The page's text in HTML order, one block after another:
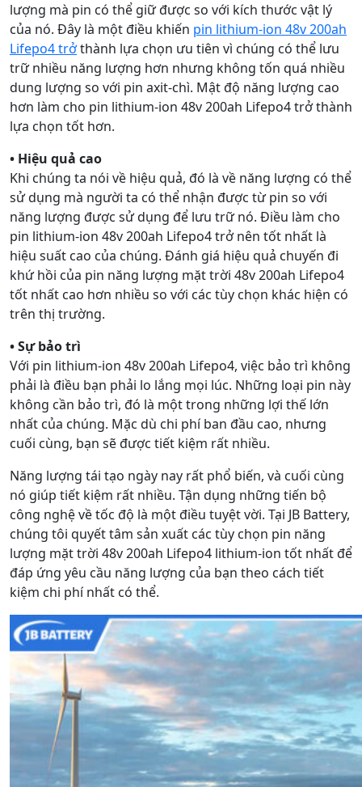
lượng mà pin có thể giữ được so với kích thước vật lý
của nó. Đây là một điều khiến pin lithium-ion 48v 200ah
Lifepo4 trởthành lựa chọn ưu tiên vì chúng có thể lưu
trữ nhiều năng lượng hơn nhưng không tốn quá nhiều
dung lượng so với pin axit-chì. Mật độ năng lượng cao
hơn làm cho pin lithium-ion 48v 200ah Lifepo4 trở thành
lựa chọn tốt hơn.
• Hiệu quả cao
Khi chúng ta nói về hiệu quả, đó là về năng lượng có thể
sử dụng mà người ta có thể nhận được từ pin so với
năng lượng được sử dụng để lưu trữ nó. Điều làm cho
pin lithium-ion 48v 200ah Lifepo4 trở nên tốt nhất là
hiệu suất cao của chúng. Đánh giá hiệu quả chuyến đi
khứ hồi của pin năng lượng mặt trời 48v 200ah Lifepo4
tốt nhất cao hơn nhiều so với các tùy chọn khác hiện có
trên thị trường.
• Sự bảo trì
Với pin lithium-ion 48v 200ah Lifepo4, việc bảo trì không
phải là điều bạn phải lo lắng mọi lúc. Những loại pin này
không cần bảo trì, đó là một trong những lợi thế lớn
nhất của chúng. Mặc dù chi phí ban đầu cao, nhưng
cuối cùng, bạn sẽ được tiết kiệm rất nhiều.
Năng lượng tái tạo ngày nay rất phổ biến, và cuối cùng
nó giúp tiết kiệm rất nhiều. Tận dụng những tiến bộ
công nghệ về tốc độ là một điều tuyệt vời. Tại JB Battery,
chúng tôi quyết tâm sản xuất các tùy chọn pin năng
lượng mặt trời 48v 200ah Lifepo4 lithium-ion tốt nhất để
đáp ứng yêu cầu năng lượng của bạn theo cách tiết
kiệm chi phí nhất có thể.